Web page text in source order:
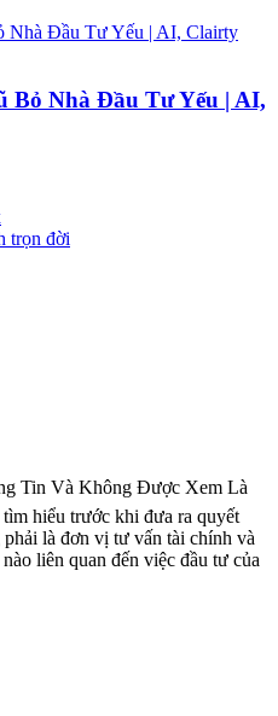
Bỏ Nhà Đầu Tư Yếu | AI,
Tin Và Không Được Xem Là
hiểu trước khi đưa ra quyết
là đơn vị tư vấn tài chính và
liên quan đến việc đầu tư của